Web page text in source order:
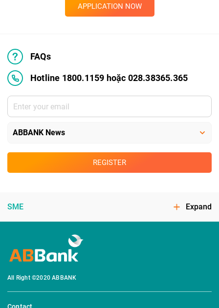
APPLICATION NOW
FAQs
Hotline 1800.1159 hoặc 028.38365.365
REGISTER
SME Expand
All Right ©2020 ABBANK